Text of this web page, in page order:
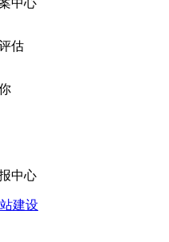
估
中心
建设